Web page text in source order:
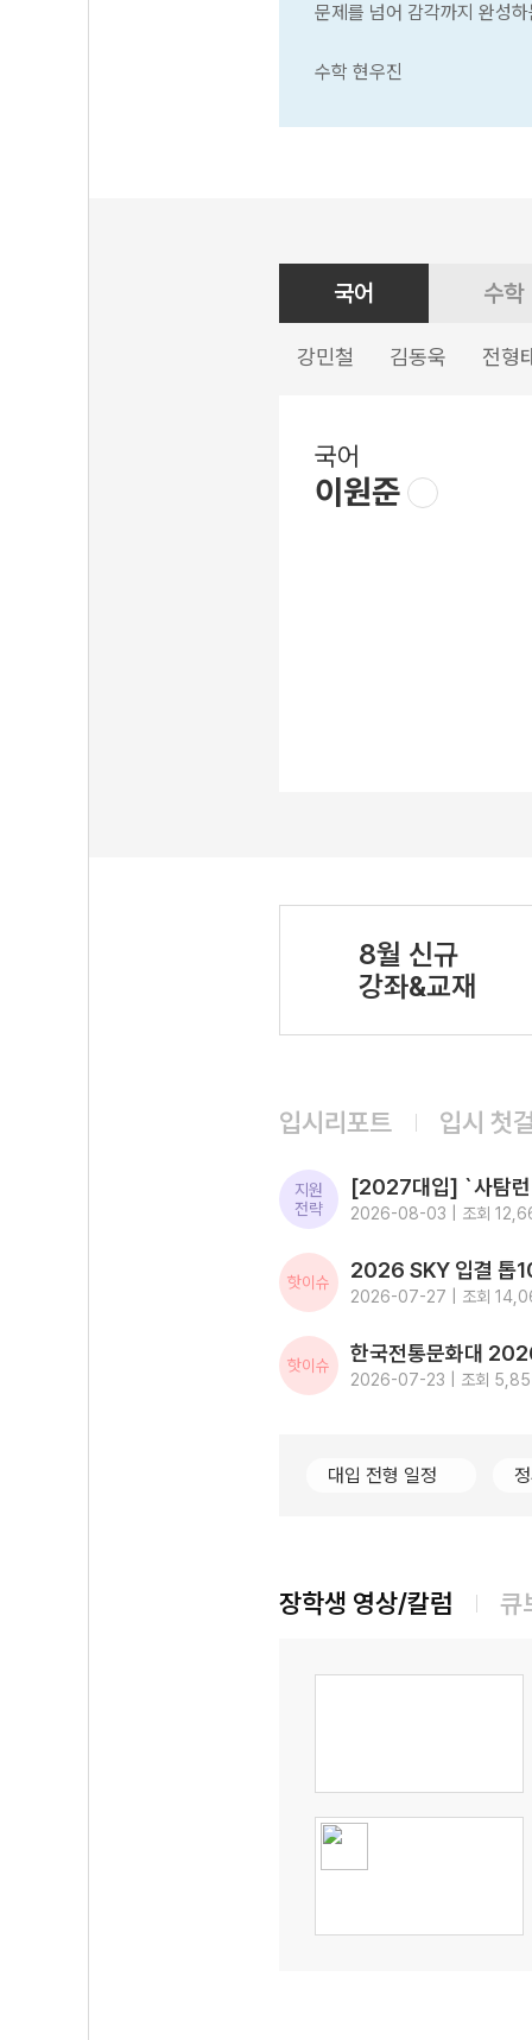
문제를 넘어 감각까지 완성
수학 현우진
국어
강민철 김동욱 전형
수학
국어
이원준
8월 신규
강좌&교재
입시리포트 입시 첫
지원
전략
2026-08-03 | 조회
핫이슈
2026-07-27 | 조회
핫이슈
2026-07-23 | 조회
대입 전형 일정
장학생 영상/칼럼 큐